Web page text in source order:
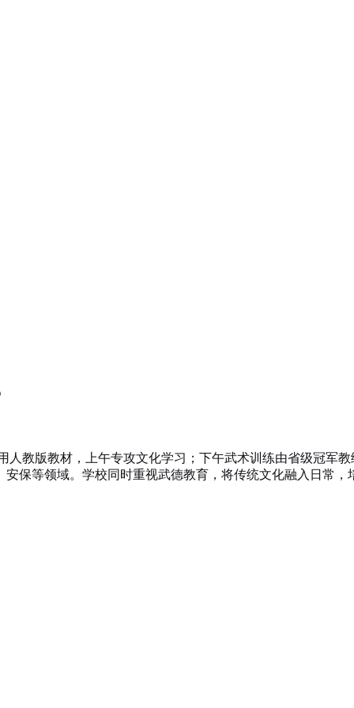
教版教材，上午专攻文化学习；下午武术训练由省级冠军
保等领域。学校同时重视武德教育，将传统文化融入日常，